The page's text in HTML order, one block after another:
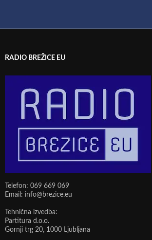
RADIO BREŽICE EU
Telefon: 069 669 069
Email: info@brezice.eu
Tehnična izvedba:
Partitura d.o.o.
Gornji trg 20, 1000 Ljubljana